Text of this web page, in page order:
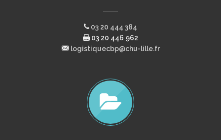
03 20 444 384
03 20 446 962
logistiquecbp@chu-lille.fr